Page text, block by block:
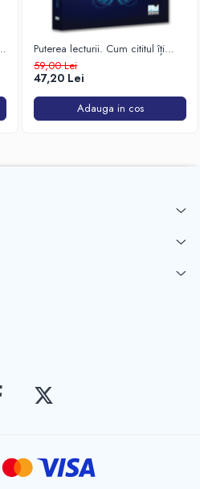
Puterea lecturii. Cum cititul îți
poate transforma viața!
59,00 Lei
47,20 Lei
Adauga in cos